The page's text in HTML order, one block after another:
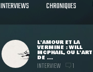
INTERVIEWS CHRONIQUES
L'AMOUR ET LA
VERMINE : WILL
MCPHAIL, OU L'ART
DE ...
INTERVIEW 1